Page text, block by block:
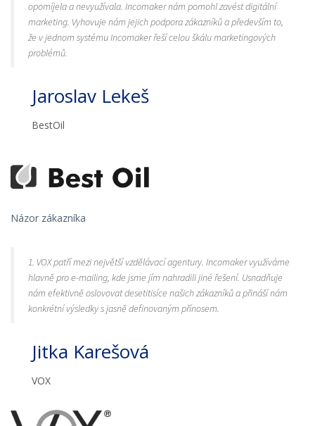
opomíjela a nevyužívala. Incomaker nám pomohl zavést digitální
marketing. Vyhovuje nám jejich podpora zákazníků a především to,
že v jednom systému Incomaker řeší celou škálu marketingových
problémů.
Jaroslav Lekeš
BestOil
Názor zákazníka
1. VOX patří mezi největší vzdělávací agentury. Incomaker využíváme
hlavně pro e-mailing, kde jsme jím nahradili jiné řešení. Usnadňuje
nám efektivně oslovovat desetitisíce našich zákazníků a přináší nám
konkrétní výsledky s jasně definovaným přínosem.
Jitka Karešová
VOX